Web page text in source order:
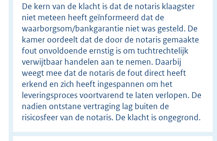
De kern van de klacht is dat de notaris klaagster
niet meteen heeft geïnformeerd dat de
waarborgsom/bankgarantie niet was gesteld. De
kamer oordeelt dat de door de notaris gemaakte
fout onvoldoende ernstig is om tuchtrechtelijk
verwijtbaar handelen aan te nemen. Daarbij
weegt mee dat de notaris de fout direct heeft
erkend en zich heeft ingespannen om het
leveringsproces voortvarend te laten verlopen. De
nadien ontstane vertraging lag buiten de
risicosfeer van de notaris. De klacht is ongegrond.